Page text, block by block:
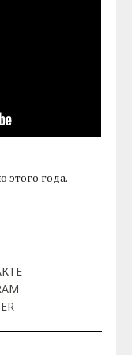
этого года.